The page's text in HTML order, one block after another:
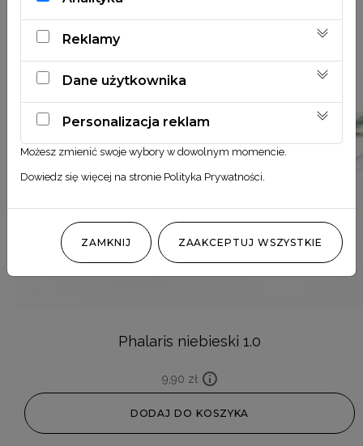
Phalaris niebieski 1.0
9,90 zł
DODAJ DO KOSZYKA
Reklamy
Dane użytkownika
Personalizacja reklam
Możesz zmienić swoje wybory w dowolnym momencie.
Dowiedz się więcej na stronie Polityka Prywatności.
ZAMKNIJ ZAAKCEPTUJ WSZYSTKIE